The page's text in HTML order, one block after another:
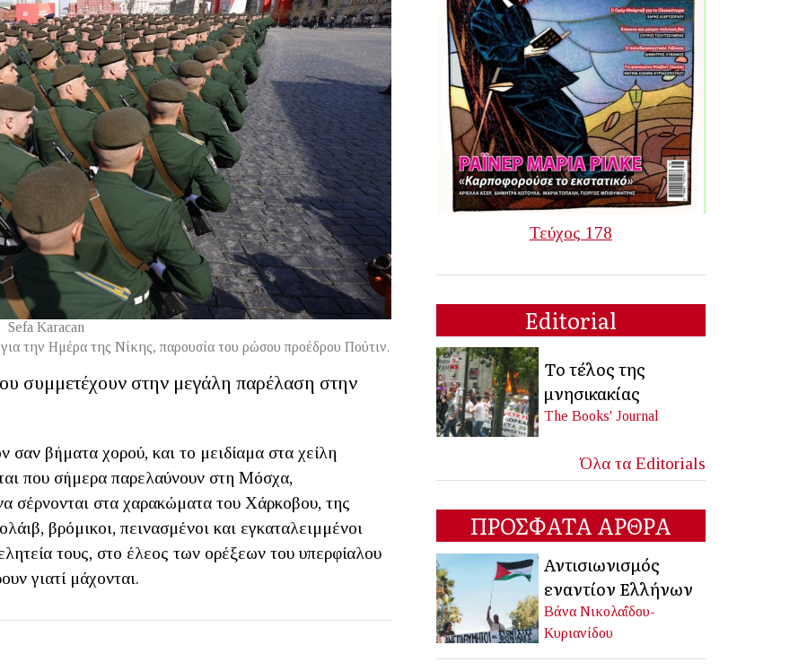
Sefa Karacan
την Ημέρα της Νίκης, παρουσία του ρώσου προέδρου Πούτιν.
συμμετέχουν στην μεγάλη παρέλαση στην
βήματα χορού, και το μειδίαμα στα χείλη
που σήμερα παρελαύνουν στη Μόσχα,
σέρνονται στα χαρακώματα του Χάρκοβου, της
βρόμικοι, πεινασμένοι και εγκαταλειμμένοι
τους, στο έλεος των ορέξεων του υπερφίαλου
γιατί μάχονται.
Τεύχος 178
Editorial
Το τέλος της
μνησικακίας
The Books' Journal
Όλα τα Editorials
ΠΡΟΣΦΑΤΑ ΑΡΘΡΑ
Αντισιωνισμός
εναντίον Ελλήνων
Βάνα Νικολαΐδου-
Κυριανίδου